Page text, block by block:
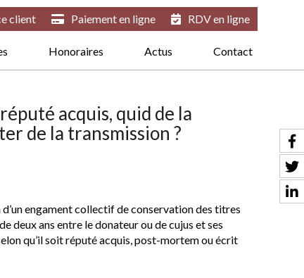
Honoraires Actus Contact
client Paiement en ligne RDV en ligne
acquis, quid de la
de la transmission ?
engament collectif de conservation des titres
deux ans entre le donateur ou de cujus et ses
qu’il soit réputé acquis, post-mortem ou écrit